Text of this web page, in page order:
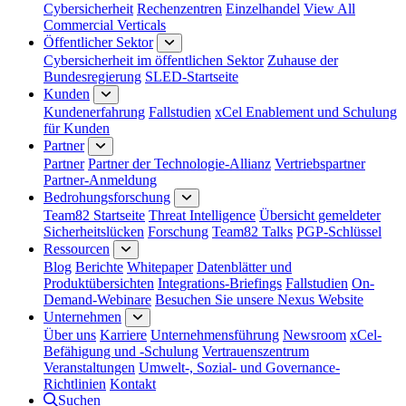
Cybersicherheit Rechenzentren Einzelhandel View All
Commercial Verticals
Öffentlicher Sektor
Cybersicherheit im öffentlichen Sektor Zuhause der
Bundesregierung SLED-Startseite
Kunden
Kundenerfahrung Fallstudien xCel Enablement und Schulung
für Kunden
Partner
Partner Partner der Technologie-Allianz Vertriebspartner
Partner-Anmeldung
Bedrohungsforschung
Team82 Startseite Threat Intelligence Übersicht gemeldeter
Sicherheitslücken Forschung Team82 Talks PGP-Schlüssel
Ressourcen
Blog Berichte Whitepaper Datenblätter und
Produktübersichten Integrations-Briefings Fallstudien On-
Demand-Webinare Besuchen Sie unsere Nexus Website
Unternehmen
Über uns Karriere Unternehmensführung Newsroom xCel-
Befähigung und -Schulung Vertrauenszentrum
Veranstaltungen Umwelt-, Sozial- und Governance-
Richtlinien Kontakt
Suchen